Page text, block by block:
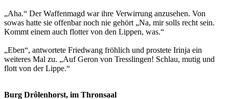
„Aha.“ Der Waffenmagd war ihre Verwirrung anzusehen. Von
sowas hatte sie offenbar noch nie gehört „Na, mir solls recht sein.
Kommt einem auch flotter von den Lippen, was.“
„Eben“, antwortete Friedwang fröhlich und prostete Irinja ein
weiteres Mal zu. „Auf Geron von Tresslingen! Schlau, mutig und
flott von der Lippe.“
Burg Drôlenhorst, im Thronsaal